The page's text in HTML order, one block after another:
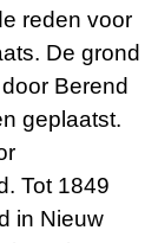
reden voor
De grond
Berend
geplaatst.
Tot 1849
in Nieuw